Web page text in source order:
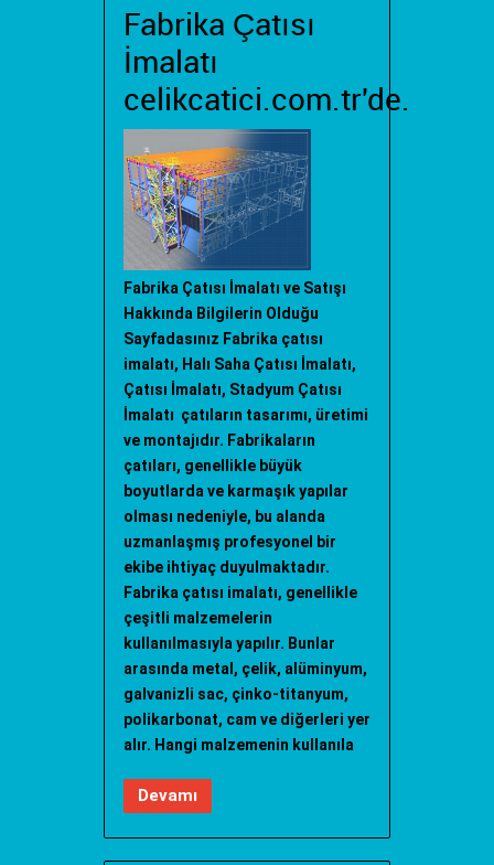
Fabrika Çatısı
İmalatı
celikcatici.com.tr'de.
Fabrika Çatısı İmalatı ve Satışı
Hakkında Bilgilerin Olduğu
Sayfadasınız Fabrika çatısı
imalatı, Halı Saha Çatısı İmalatı,
Çatısı İmalatı, Stadyum Çatısı
İmalatı çatıların tasarımı, üretimi
ve montajıdır. Fabrikaların
çatıları, genellikle büyük
boyutlarda ve karmaşık yapılar
olması nedeniyle, bu alanda
uzmanlaşmış profesyonel bir
ekibe ihtiyaç duyulmaktadır.
Fabrika çatısı imalatı, genellikle
çeşitli malzemelerin
kullanılmasıyla yapılır. Bunlar
arasında metal, çelik, alüminyum,
galvanizli sac, çinko-titanyum,
polikarbonat, cam ve diğerleri yer
alır. Hangi malzemenin kullanıla
Devamı